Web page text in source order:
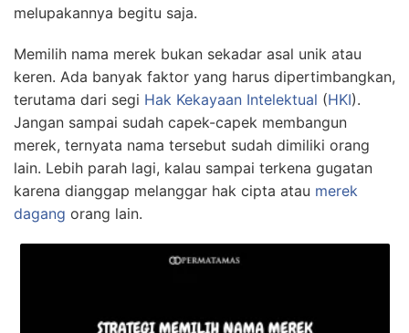
melupakannya begitu saja.
Memilih nama merek bukan sekadar asal unik atau
keren. Ada banyak faktor yang harus dipertimbangkan,
terutama dari segi Hak Kekayaan Intelektual (HKI).
Jangan sampai sudah capek-capek membangun
merek, ternyata nama tersebut sudah dimiliki orang
lain. Lebih parah lagi, kalau sampai terkena gugatan
karena dianggap melanggar hak cipta atau merek
dagang orang lain.